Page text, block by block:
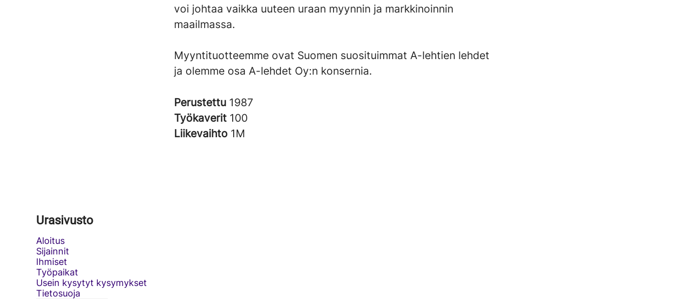
voi johtaa vaikka uuteen uraan myynnin ja markkinoinnin
maailmassa.
Myyntituotteemme ovat Suomen suosituimmat A-lehtien lehdet
ja olemme osa A-lehdet Oy:n konsernia.
Perustettu 1987
Työkaverit 100
Liikevaihto 1M
Urasivusto
Aloitus
Sijainnit
Ihmiset
Työpaikat
Usein kysytyt kysymykset
Tietosuoja